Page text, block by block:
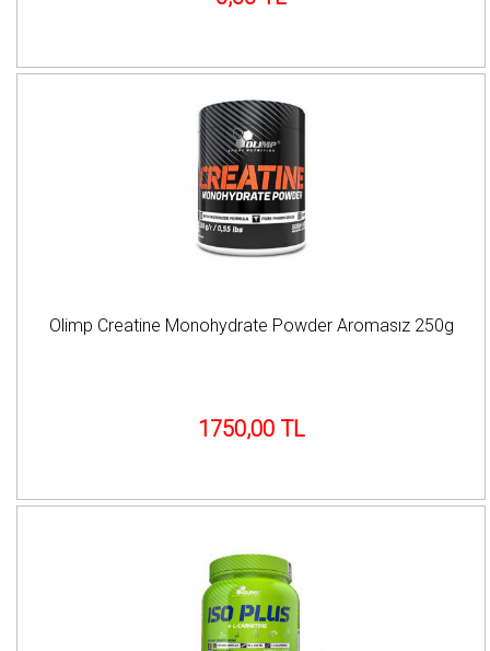
Olimp Creatine Monohydrate Powder Aromasız 250g
1750,00 TL